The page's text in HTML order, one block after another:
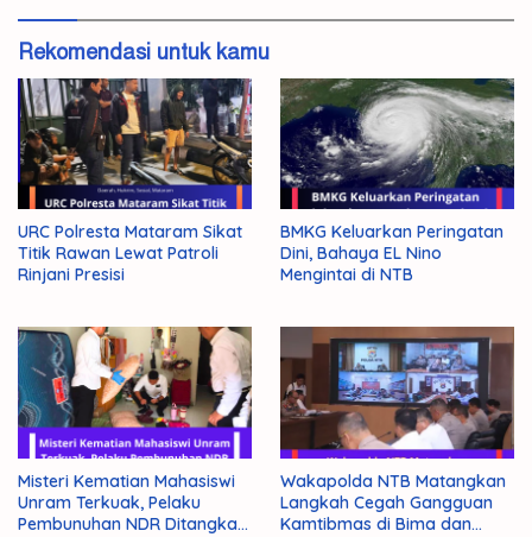
Rekomendasi untuk kamu
URC Polresta Mataram Sikat
Titik Rawan Lewat Patroli
Rinjani Presisi
BMKG Keluarkan Peringatan
Dini, Bahaya EL Nino
Mengintai di NTB
Misteri Kematian Mahasiswi
Unram Terkuak, Pelaku
Pembunuhan NDR Ditangkap
Wakapolda NTB Matangkan
Langkah Cegah Gangguan
Kamtibmas di Bima dan